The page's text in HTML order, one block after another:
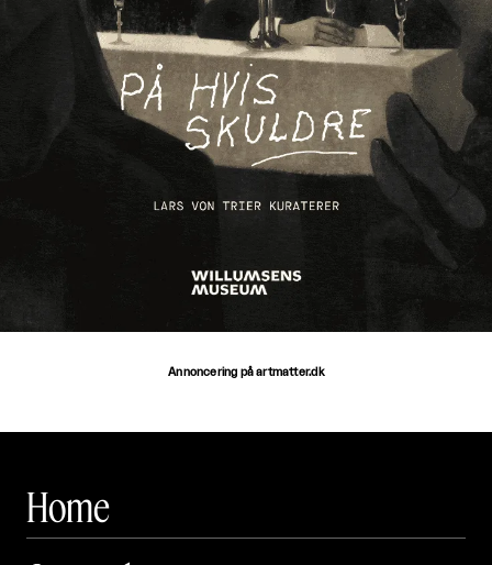
Annoncering på artmatter.dk
Home